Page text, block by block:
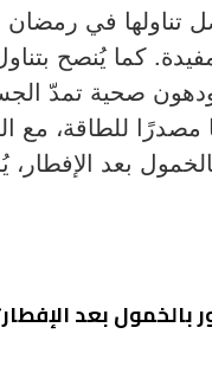
تناولها في رمضان
كما يُنصح
صحية تمدّ
مصدرًا للطاقة،
بعد
بعد